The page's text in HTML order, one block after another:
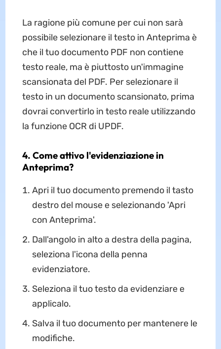
La ragione più comune per cui non sarà
possibile selezionare il testo in Anteprima è
che il tuo documento PDF non contiene
testo reale, ma è piuttosto un'immagine
scansionata del PDF. Per selezionare il
testo in un documento scansionato, prima
dovrai convertirlo in testo reale utilizzando
la funzione OCR di UPDF.
4. Come attivo l'evidenziazione in
Anteprima?
Apri il tuo documento premendo il tasto
destro del mouse e selezionando 'Apri
con Anteprima'.
Dall'angolo in alto a destra della pagina,
seleziona l'icona della penna
evidenziatore.
Seleziona il tuo testo da evidenziare e
applicalo.
Salva il tuo documento per mantenere le
modifiche.